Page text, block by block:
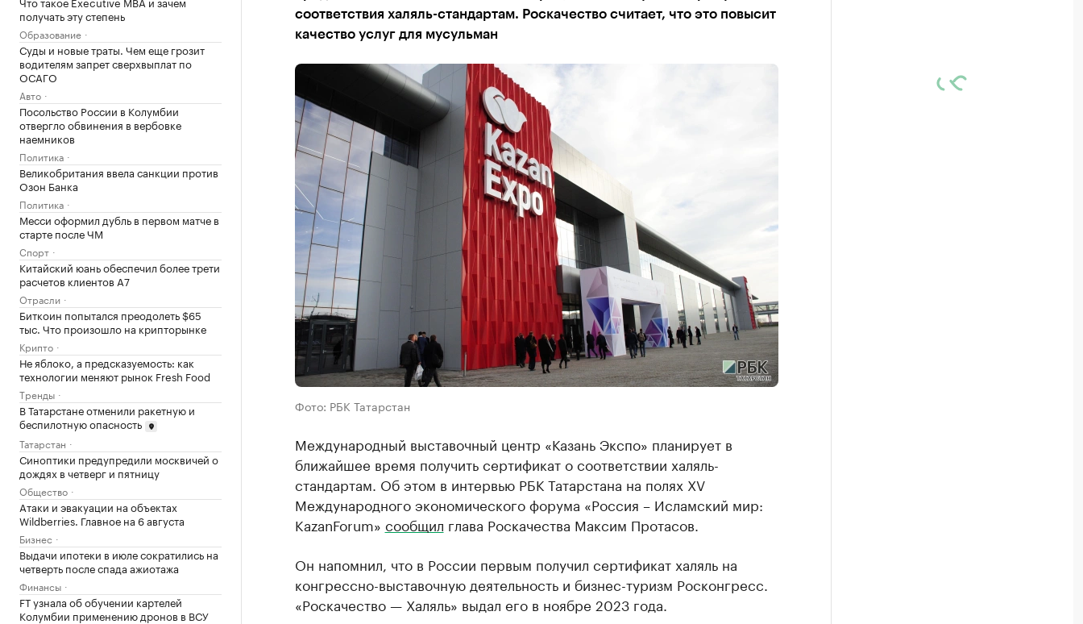
получать эту степень
Образование
Суды и новые траты. Чем еще грозит
водителям запрет сверхвыплат по
ОСАГО
Авто
Посольство России в Колумбии
отвергло обвинения в вербовке
наемников
Политика
Великобритания ввела санкции против
Озон Банка
Политика
Месси оформил дубль в первом матче в
старте после ЧМ
Спорт
Китайский юань обеспечил более трети
расчетов клиентов А7
Отрасли
Биткоин попытался преодолеть $65
тыс. Что произошло на крипторынке
Крипто
Не яблоко, а предсказуемость: как
технологии меняют рынок Fresh Food
Тренды
В Татарстане отменили ракетную и
беспилотную опасность
Татарстан
Синоптики предупредили москвичей о
дождях в четверг и пятницу
Общество
Атаки и эвакуации на объектах
Wildberries. Главное на 6 августа
Бизнес
Выдачи ипотеки в июле сократились на
четверть после спада ажиотажа
Финансы
FT узнала об обучении картелей
Колумбии применению дронов в ВСУ
соответствия халяль-стандартам. Роскачество считает, что это повысит
качество услуг для мусульман
Фото: РБК Татарстан
Международный выставочный центр «Казань Экспо» планирует в
ближайшее время получить сертификат о соответствии халяль-
стандартам. Об этом в интервью РБК Татарстана на полях XV
Международного экономического форума «Россия – Исламский мир:
KazanForum» сообщил глава Роскачества Максим Протасов.
Он напомнил, что в России первым получил сертификат халяль на
конгрессно-выставочную деятельность и бизнес-туризм Росконгресс.
«Роскачество — Халяль» выдал его в ноябре 2023 года.